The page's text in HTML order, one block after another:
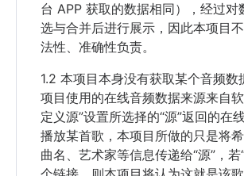
台 APP 获取的数据相同），经过对
选与合并后进行展示，因此本项目
法性、准确性负责。
1.2 本项目本身没有获取某个音频数
项目使用的在线音频数据来源来自
定义源”设置所选择的“源”返回的在
播放某首歌，本项目所做的只是将
曲名、艺术家等信息传递给“源”，若